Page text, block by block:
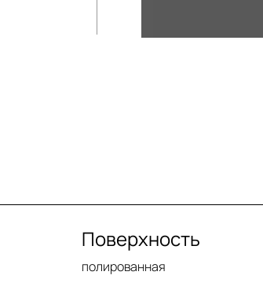
Поверхность
полированная